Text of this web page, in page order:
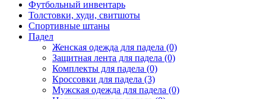
Футбольный инвентарь
Толстовки, худи, свитшоты
Спортивные штаны
Падел
Женская одежда для падела (0)
Защитная лента для падела (0)
Комплекты для падела (0)
Кроссовки для падела (3)
Мужская одежда для падела (0)